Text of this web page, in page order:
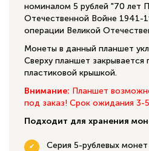
номиналом 5 рублей "70 лет
Отечественной Войне 1941-
операции Великой
Монеты в данный планшет
Сверху планшет закрывается
пластиковой крышкой.
Внимание: Планшет
под заказ! Срок ожидания 3-
Подходит для хранения
Серия 5-рублевых